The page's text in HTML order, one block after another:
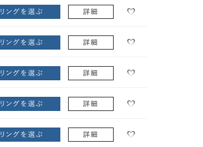
リングを選ぶ 詳細
リングを選ぶ 詳細
リングを選ぶ 詳細
リングを選ぶ 詳細
リングを選ぶ 詳細